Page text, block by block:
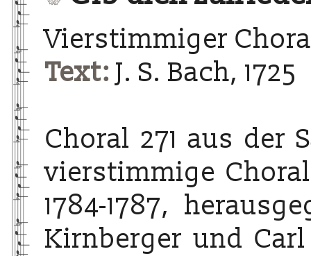
Vierstimmiger
Text: J. S. Bach, 1725
Choral 271 aus der
vierstimmige
1784-1787,
Kirnberger und